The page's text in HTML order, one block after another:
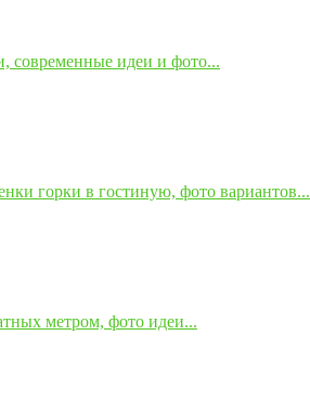
современные идеи и фото...
горки в гостиную, фото вариантов...
метром, фото идеи...